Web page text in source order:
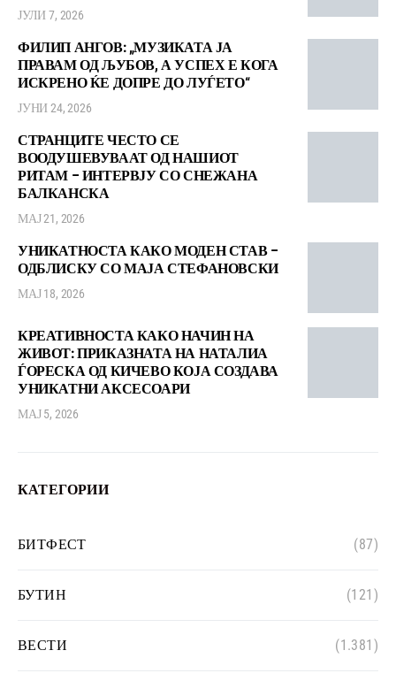
ЈУЛИ 7, 2026
ФИЛИП АНГОВ: „МУЗИКАТА ЈА
ПРАВАМ ОД ЉУБОВ, А УСПЕХ Е КОГА
ИСКРЕНО ЌЕ ДОПРЕ ДО ЛУЃЕТО“
ЈУНИ 24, 2026
СТРАНЦИТЕ ЧЕСТО СЕ
ВООДУШЕВУВААТ ОД НАШИОТ
РИТАМ – ИНТЕРВЈУ СО СНЕЖАНА
БАЛКАНСКА
МАЈ 21, 2026
УНИКАТНОСТА КАКО МОДЕН СТАВ –
ОДБЛИСКУ СО МАЈА СТЕФАНОВСКИ
МАЈ 18, 2026
КРЕАТИВНОСТА КАКО НАЧИН НА
ЖИВОТ: ПРИКАЗНАТА НА НАТАЛИА
ЃОРЕСКА ОД КИЧЕВО КОЈА СОЗДАВА
УНИКАТНИ АКСЕСОАРИ
МАЈ 5, 2026
КАТЕГОРИИ
БИТФЕСТ (87)
БУТИН (121)
ВЕСТИ (1.381)